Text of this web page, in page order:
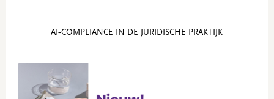
AI‑COMPLIANCE IN DE JURIDISCHE PRAKTIJK